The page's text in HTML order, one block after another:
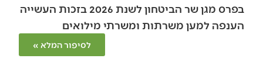
בפרס מגן שר הביטחון לשנת 2026 בזכות העשייה
הענפה למען משרתות ומשרתי מילואים
לסיפור המלא »